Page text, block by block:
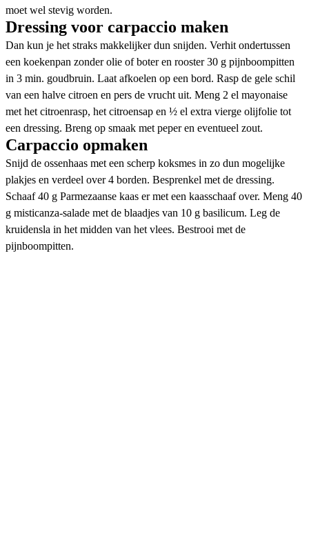
moet wel stevig worden.
Dressing voor carpaccio maken
Dan kun je het straks makkelijker dun snijden. Verhit ondertussen
een koekenpan zonder olie of boter en rooster 30 g pijnboompitten
in 3 min. goudbruin. Laat afkoelen op een bord. Rasp de gele schil
van een halve citroen en pers de vrucht uit. Meng 2 el mayonaise
met het citroenrasp, het citroensap en ½ el extra vierge olijfolie tot
een dressing. Breng op smaak met peper en eventueel zout.
Carpaccio opmaken
Snijd de ossenhaas met een scherp koksmes in zo dun mogelijke
plakjes en verdeel over 4 borden. Besprenkel met de dressing.
Schaaf 40 g Parmezaanse kaas er met een kaasschaaf over. Meng 40
g misticanza-salade met de blaadjes van 10 g basilicum. Leg de
kruidensla in het midden van het vlees. Bestrooi met de
pijnboompitten.